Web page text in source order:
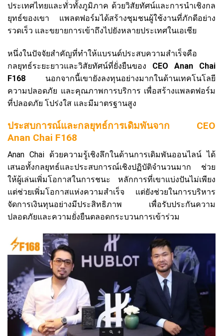
ประเทศไทยและทั่วทั้งภูมิภาค ด้วยวิสัยทัศน์และการนำเชิงกล
ยุทธ์ของเขา แพลตฟอร์มได้สร้างชุมชนผู้ใช้งานที่ภักดีอย่าง
รวดเร็ว และขยายการเข้าถึงไปยังหลายประเทศในเอเชีย
หนึ่งในปัจจัยสำคัญที่ทำให้แบรนด์ประสบความสำเร็จคือ
กลยุทธ์ระยะยาวและวิสัยทัศน์ที่ยั่งยืนของ CEO Anan Chai
F168 นอกจากนี้เขายังลงทุนอย่างมากในด้านเทคโนโลยี
ความปลอดภัย และคุณภาพการบริการ เพื่อสร้างแพลตฟอร์ม
ที่ปลอดภัย โปร่งใส และมีมาตรฐานสูง
ประสบการณ์และกลยุทธ์การเดิมพันจาก CEO
Anan Chai F168
Anan Chai ด้วยความรู้เชิงลึกในด้านการเดิมพันออนไลน์ ได้
เสนอทั้งกลยุทธ์และประสบการณ์เชิงปฏิบัติจำนวนมาก ช่วย
ให้ผู้เล่นเพิ่มโอกาสในการชนะ หลักการที่เขาแบ่งปันไม่เพียง
แต่ช่วยเพิ่มโอกาสแห่งความสำเร็จ แต่ยังช่วยในการบริหาร
จัดการเงินทุนอย่างมีประสิทธิภาพ เพื่อรับประกันความ
ปลอดภัยและความยั่งยืนตลอดกระบวนการเข้าร่วม